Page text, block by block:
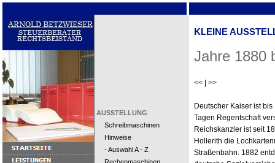
AUSSTELLUNG
Schreibmaschinen
Hinweise
- Auswahl A - Z
KLEINE
Jahre 1880
<< >>
Deutscher Kaiser ist
Tagen Regentschaft
Reichskanzler ist seit
Hollerith die
Straßenbahn. 1882